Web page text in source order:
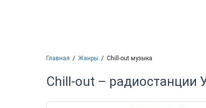
Главная Жанры Chill-out музыка
Chill-out – радиостанции